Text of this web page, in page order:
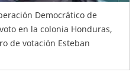
Democrático de
en la colonia Honduras,
de votación Esteban